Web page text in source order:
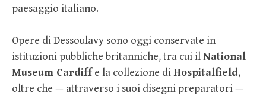
paesaggio italiano.
Opere di Dessoulavy sono oggi conservate in
istituzioni pubbliche britanniche, tra cui ilNational
Museum Cardiffe la collezione diHospitalfield,
oltre che — attraverso i suoi disegni preparatori —